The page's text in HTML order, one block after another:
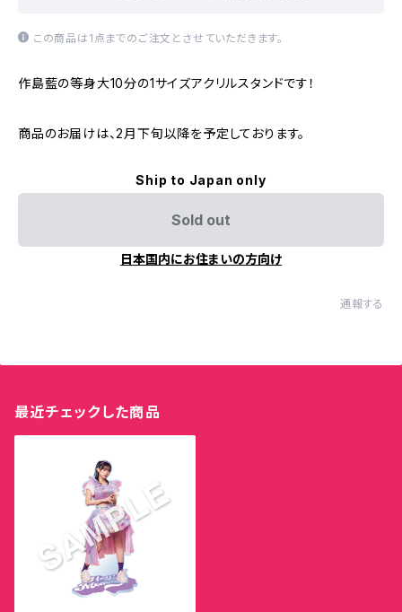
この商品は1点までのご注文とさせていただきます。
作島藍の等身大10分の1サイズアクリルスタンドです！
商品のお届けは、2月下旬以降を予定しております。
Ship to Japan only
Sold out
日本国内にお住まいの方向け
通報する
最近チェックした商品